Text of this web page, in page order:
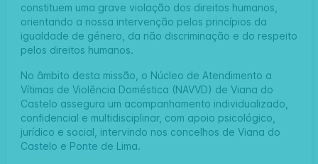
constituem uma grave violação dos direitos humanos,
orientando a nossa intervenção pelos princípios da
igualdade de género, da não discriminação e do respeito
pelos direitos humanos.
No âmbito desta missão, o Núcleo de Atendimento a
Vítimas de Violência Doméstica (NAVVD) de Viana do
Castelo assegura um acompanhamento individualizado,
confidencial e multidisciplinar, com apoio psicológico,
jurídico e social, intervindo nos concelhos de Viana do
Castelo e Ponte de Lima.